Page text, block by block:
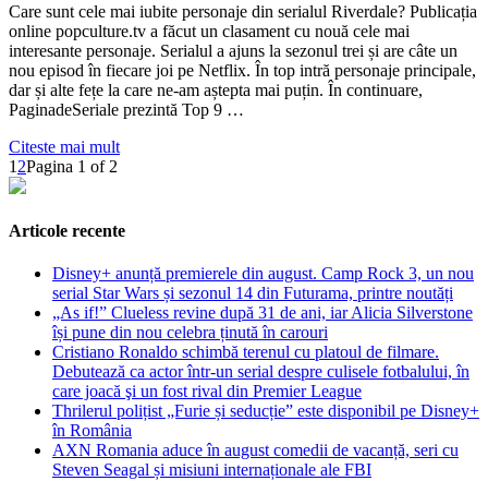
Care sunt cele mai iubite personaje din serialul Riverdale? Publicația
online popculture.tv a făcut un clasament cu nouă cele mai
interesante personaje. Serialul a ajuns la sezonul trei și are câte un
nou episod în fiecare joi pe Netflix. În top intră personaje principale,
dar și alte fețe la care ne-am aștepta mai puțin. În continuare,
PaginadeSeriale prezintă Top 9 …
Citeste mai mult
1 2Pagina 1 of 2
Articole recente
Disney+ anunță premierele din august. Camp Rock 3, un nou
serial Star Wars și sezonul 14 din Futurama, printre noutăți
„As if!” Clueless revine după 31 de ani, iar Alicia Silverstone
își pune din nou celebra ținută în carouri
Cristiano Ronaldo schimbă terenul cu platoul de filmare.
Debutează ca actor într-un serial despre culisele fotbalului, în
care joacă şi un fost rival din Premier League
Thrilerul polițist „Furie și seducție” este disponibil pe Disney+
în România
AXN Romania aduce în august comedii de vacanță, seri cu
Steven Seagal și misiuni internaționale ale FBI